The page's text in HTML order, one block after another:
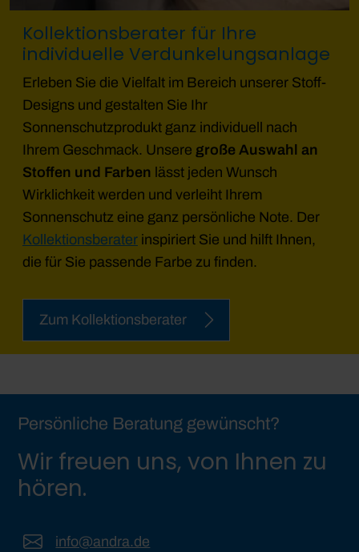
Kollektionsberater für Ihre
individuelle Verdunkelungsanlage
Erleben Sie die Vielfalt im Bereich unserer Stoff-
Designs und gestalten Sie Ihr
Sonnenschutzprodukt ganz individuell nach
Ihrem Geschmack. Unsere große Auswahl an
Stoffen und Farben lässt jeden Wunsch
Wirklichkeit werden und verleiht Ihrem
Sonnenschutz eine ganz persönliche Note. Der
Kollektionsberater inspiriert Sie und hilft Ihnen,
die für Sie passende Farbe zu finden.
Zum Kollektionsberater
Persönliche Beratung gewünscht?
Wir freuen uns, von Ihnen zu
hören.
info@andra.de